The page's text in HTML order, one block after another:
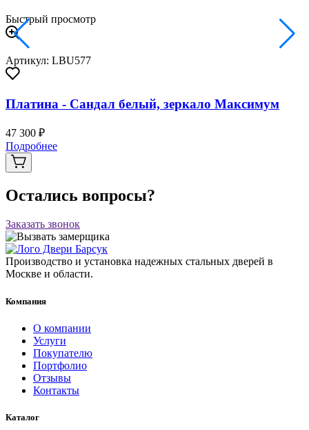
Быстрый просмотр
Артикул: LBU577
Платина - Сандал белый, зеркало Максимум
47 300 ₽
Подробнее
Остались вопросы?
Заказать звонок
Производство и установка надежных стальных дверей в
Москве и области.
Компания
О компании
Услуги
Покупателю
Портфолио
Отзывы
Контакты
Каталог